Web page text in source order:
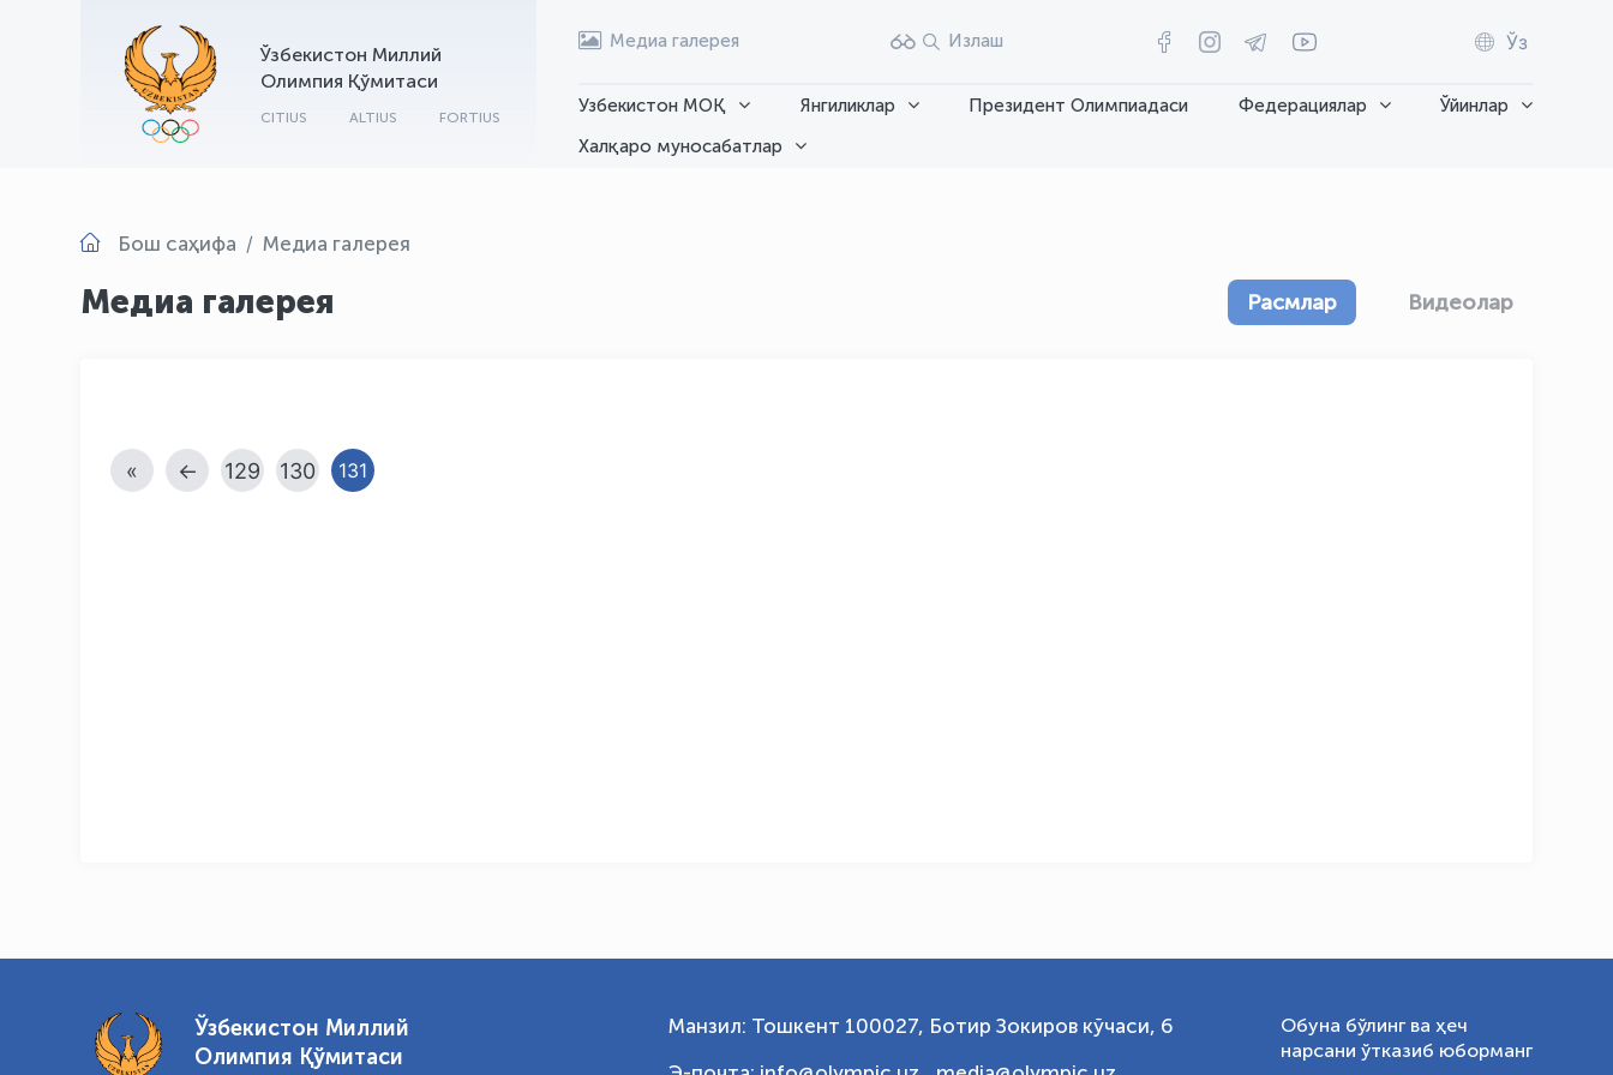
Ўзбекистон Миллий
Олимпия Қўмитаси
CITIUS ALTIUS FORTIUS
Медиа галерея Излаш Ўз
Узбекистон МОҚ Янгиликлар Президент Олимпиадаси Федерациялар
Ўйинлар
Халқаро муносабатлар
Бош саҳифа Медиа галерея
Медиа галерея Расмлар Видеолар
« ← 129 130 131
Ўзбекистон Миллий
Олимпия Қўмитаси
Манзил: Тошкент 100027, Ботир Зокиров кўчаси, 6
Обуна бўлинг ва ҳеч
нарсани ўтказиб юборманг